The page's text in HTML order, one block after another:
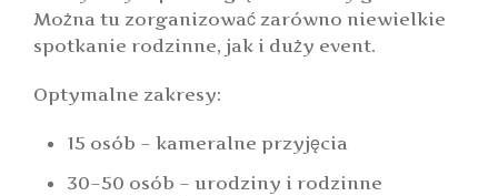
Można tu zorganizować zarówno niewielkie
spotkanie rodzinne, jak i duży event.
Optymalne zakresy:
15 osób – kameralne przyjęcia
30–50 osób – urodziny i rodzinne